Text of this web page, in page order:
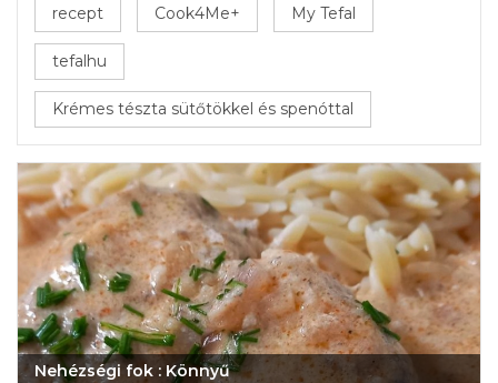
recept Cook4Me+ My Tefal
tefalhu
Krémes tészta sütőtökkel és spenóttal
Nehézségi fok : Könnyű